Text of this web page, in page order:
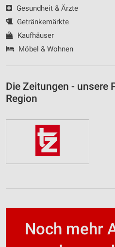
Gesundheit & Ärzte
Getränkemärkte
Kaufhäuser
Möbel & Wohnen
Die Zeitungen - unsere
Region
Noch mehr